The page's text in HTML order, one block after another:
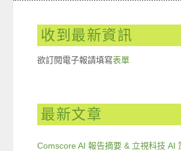
收到最新資訊
欲訂閱電子報請填寫表單
最新文章
Comscore AI 報告摘要 & 立視科技 AI